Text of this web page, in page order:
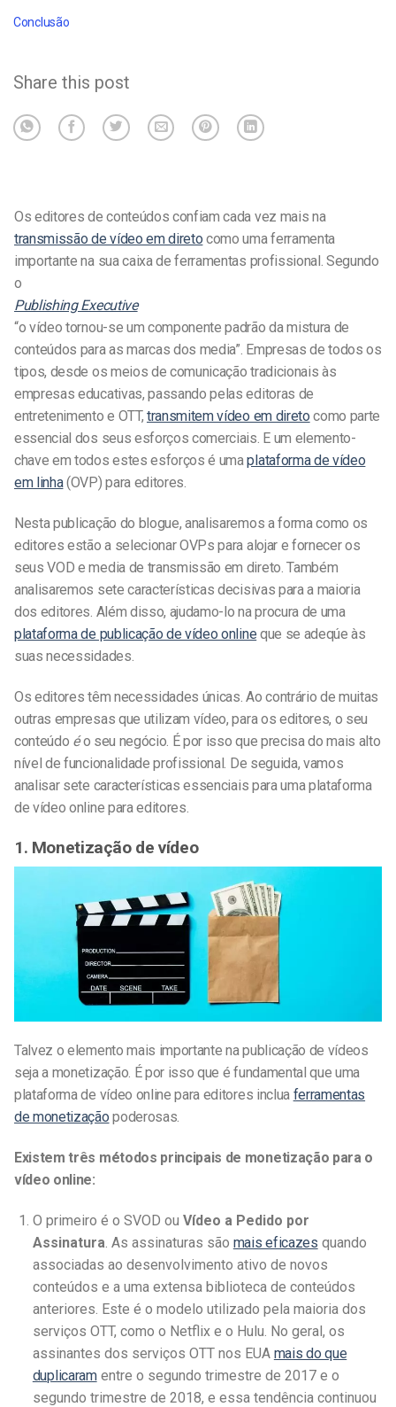
Conclusão
Share this post
Os editores de conteúdos confiam cada vez mais na
transmissão de vídeo em direto como uma ferramenta
importante na sua caixa de ferramentas profissional. Segundo
o
Publishing Executive
“o vídeo tornou-se um componente padrão da mistura de
conteúdos para as marcas dos media”. Empresas de todos os
tipos, desde os meios de comunicação tradicionais às
empresas educativas, passando pelas editoras de
entretenimento e OTT, transmitem vídeo em direto como parte
essencial dos seus esforços comerciais. E um elemento-
chave em todos estes esforços é umaplataforma de vídeo
em linha(OVP) para editores.
Nesta publicação do blogue, analisaremos a forma como os
editores estão a selecionar OVPs para alojar e fornecer os
seus VOD e media de transmissão em direto. Também
analisaremos sete características decisivas para a maioria
dos editores. Além disso, ajudamo-lo na procura de uma
plataforma de publicação de vídeo online que se adeqúe às
suas necessidades.
Os editores têm necessidades únicas. Ao contrário de muitas
outras empresas que utilizam vídeo, para os editores, o seu
conteúdo éo seu negócio. É por isso que precisa do mais alto
nível de funcionalidade profissional. De seguida, vamos
analisar sete características essenciais para uma plataforma
de vídeo online para editores.
1. Monetização de vídeo
Talvez o elemento mais importante na publicação de vídeos
seja a monetização. É por isso que é fundamental que uma
plataforma de vídeo online para editores inclua ferramentas
de monetização poderosas.
Existem três métodos principais de monetização para o
vídeo online:
O primeiro é o SVOD ou Vídeo a Pedido por
Assinatura. As assinaturas são mais eficazes quando
associadas ao desenvolvimento ativo de novos
conteúdos e a uma extensa biblioteca de conteúdos
anteriores. Este é o modelo utilizado pela maioria dos
serviços OTT, como o Netflix e o Hulu. No geral, os
assinantes dos serviços OTT nos EUA mais do que
duplicaramentre o segundo trimestre de 2017 e o
segundo trimestre de 2018, e essa tendência continuou